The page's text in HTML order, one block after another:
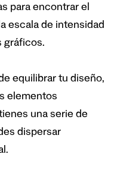
para encontrar el
escala de intensidad
gráficos.
equilibrar tu diseño,
elementos
una serie de
dispersar